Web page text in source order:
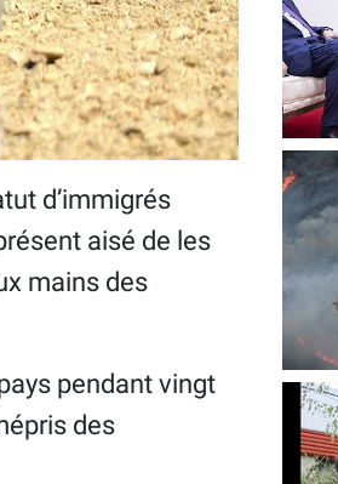
d’immigrés
aisé de les
mains des
pendant vingt
des